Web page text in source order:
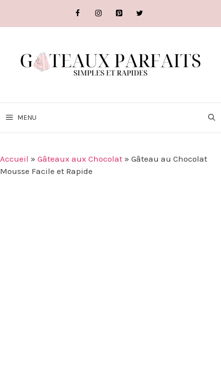
contenu
MENU
Accueil » Gâteaux aux Chocolat » Gâteau au Chocolat
Mousse Facile et Rapide